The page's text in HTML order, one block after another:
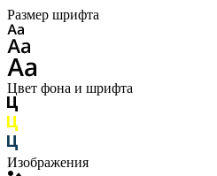
Размер шрифта
Цвет фона и шрифта
Изображения